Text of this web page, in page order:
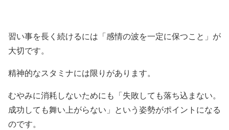
習い事を長く続けるには「感情の波を一定に保つこと」が
大切です。
精神的なスタミナには限りがあります。
むやみに消耗しないためにも「失敗しても落ち込まない。
成功しても舞い上がらない」という姿勢がポイントになる
のです。